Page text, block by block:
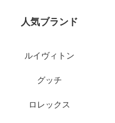
人気ブランド
ルイヴィトン
グッチ
ロレックス